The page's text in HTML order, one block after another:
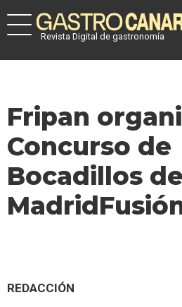
Revista Digital de gastronomía
Fripan
Concurso de
Bocadillos
REDACCIÓN